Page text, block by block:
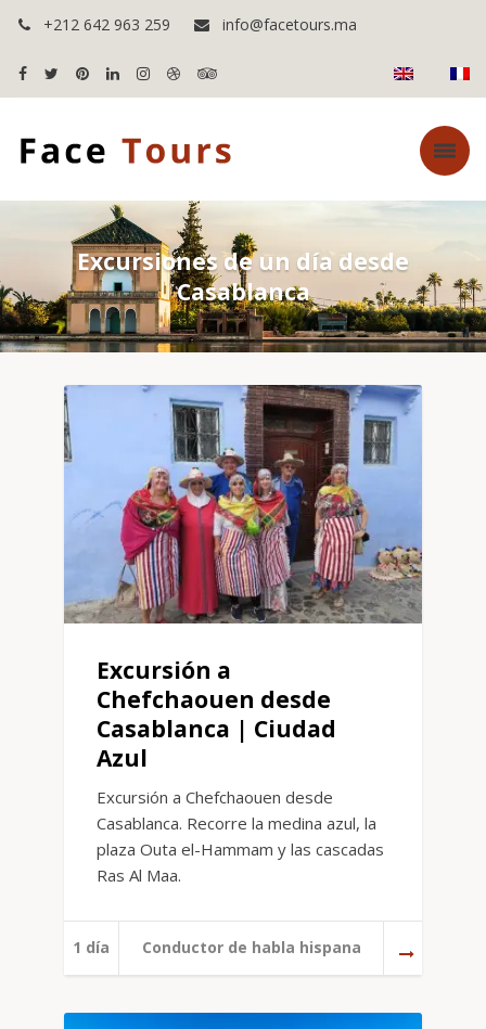
+212 642 963 259 info@facetours.ma
Excursiones de un día desde
Casablanca
Excursión a
Chefchaouen desde
Casablanca | Ciudad
Azul
Excursión a Chefchaouen desde
Casablanca. Recorre la medina azul, la
plaza Outa el-Hammam y las cascadas
Ras Al Maa.
1 día Conductor de habla hispana